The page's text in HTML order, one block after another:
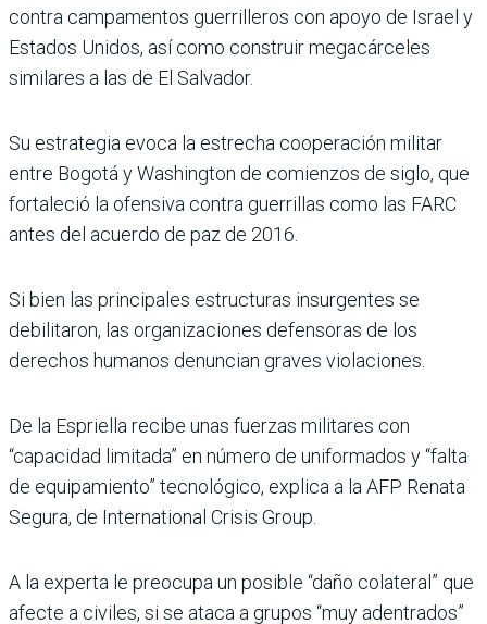
contra campamentos guerrilleros con apoyo de Israel y
Estados Unidos, así como construir megacárceles
similares a las de El Salvador.
Su estrategia evoca la estrecha cooperación militar
entre Bogotá y Washington de comienzos de siglo, que
fortaleció la ofensiva contra guerrillas como las FARC
antes del acuerdo de paz de 2016.
Si bien las principales estructuras insurgentes se
debilitaron, las organizaciones defensoras de los
derechos humanos denuncian graves violaciones.
De la Espriella recibe unas fuerzas militares con
“capacidad limitada” en número de uniformados y “falta
de equipamiento” tecnológico, explica a la AFP Renata
Segura, de International Crisis Group.
A la experta le preocupa un posible “daño colateral” que
afecte a civiles, si se ataca a grupos “muy adentrados”